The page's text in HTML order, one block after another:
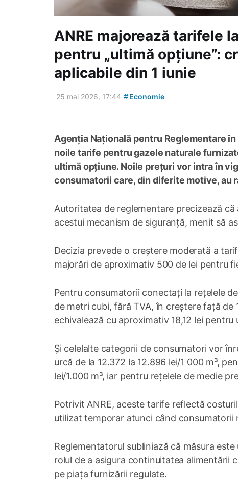
ANRE majorează tarifele
pentru „ultimă opțiune”:
aplicabile din 1 iunie
25 mai 2026, 17:44 #Economie
Agenția Națională pentru Reglementare
noile tarife pentru gazele naturale
ultimă opțiune. Noile prețuri vor intra în
consumatorii care, din diferite motive, au
Autoritatea de reglementare precizează
acestui mecanism de siguranță, menit să
Decizia prevede o creștere moderată a
majorări de aproximativ 500 de lei pentru
Pentru consumatorii conectați la rețelele
de metri cubi, fără TVA, în creștere față
echivalează cu aproximativ 18,12 lei
Și celelalte categorii de consumatori vor
urcă de la 12.372 la 12.896 lei/1 000 m³,
lei/1.000 m³, iar pentru rețelele de medie
Potrivit ANRE, aceste tarife reflectă
utilizat temporar atunci când
Reglementatorul subliniază că măsura
rolul de a asigura continuitatea alimentării
pe piața furnizării regulate.